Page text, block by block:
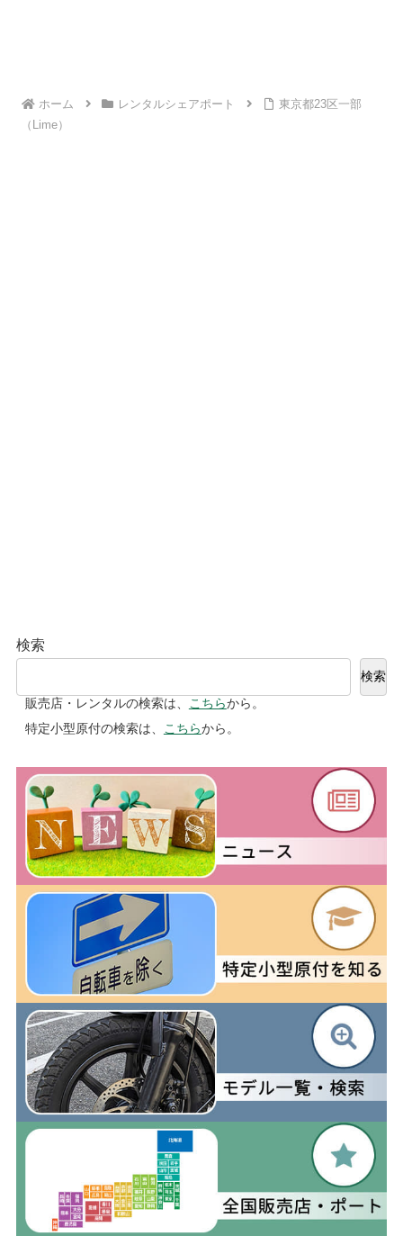
ホーム レンタルシェアポート
東京都23区一部
（Lime）
検索
検索
販売店・レンタルの検索は、 こちらから。
特定小型原付の検索は、 こちらから。